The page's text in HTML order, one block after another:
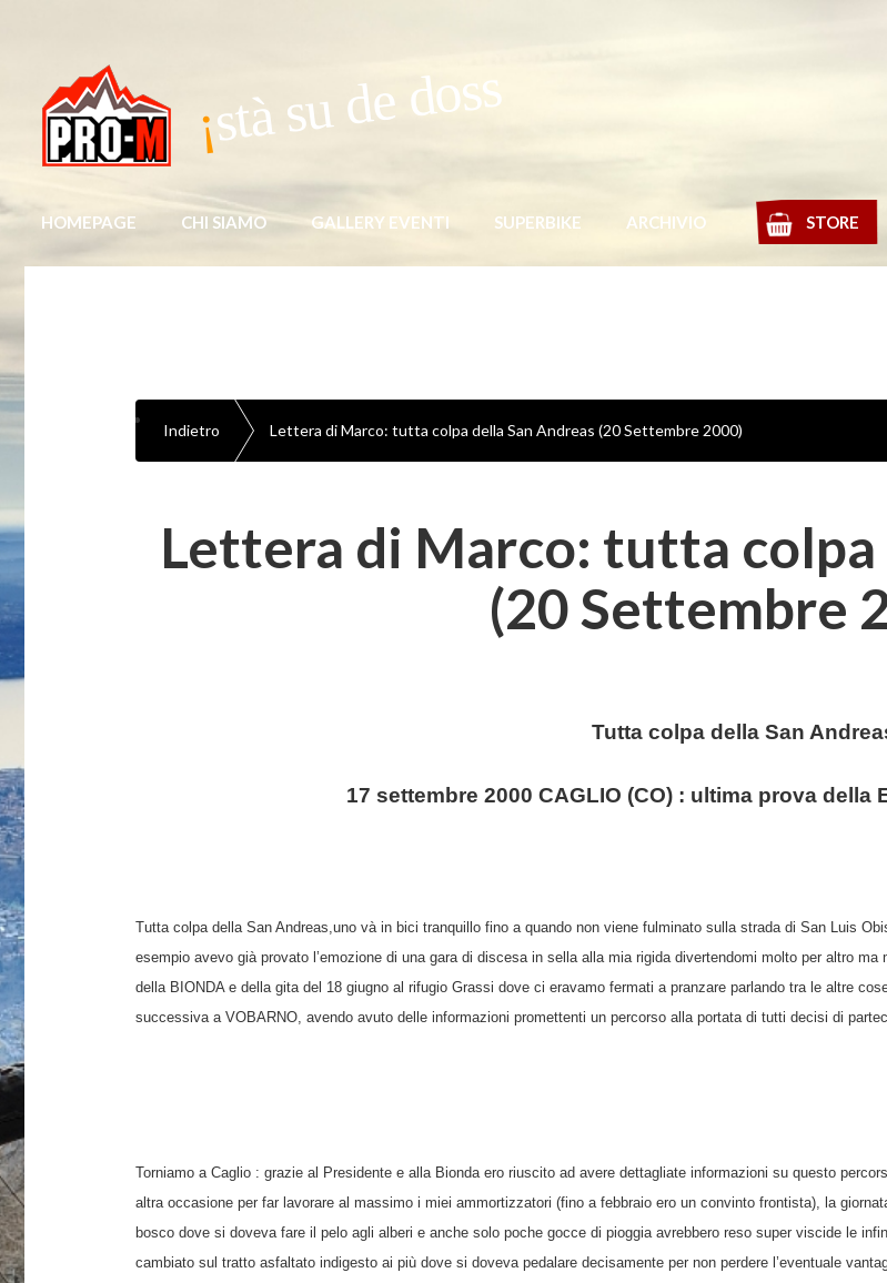
stà su de doss
HOMEPAGE CHI SIAMO GALLERY EVENTI SUPERBIKE ARCHIVIO STORE
Indietro Lettera di Marco: tutta colpa della San Andreas (20 Settembre 2000)
Lettera di Marco: tutta colpa
(20 Settembre
Tutta colpa della San
17 settembre 2000 CAGLIO (CO) : ultima prova
Tutta colpa della San Andreas,uno và in bici tranquillo fino a quando non viene fulminato sulla strada di San Luis
esempio avevo già provato l’emozione di una gara di discesa in sella alla mia rigida divertendomi molto per altro
della BIONDA e della gita del 18 giugno al rifugio Grassi dove ci eravamo fermati a pranzare parlando tra le altre
successiva a VOBARNO, avendo avuto delle informazioni promettenti un percorso alla portata di tutti decisi di
Torniamo a Caglio : grazie al Presidente e alla Bionda ero riuscito ad avere dettagliate informazioni su questo
altra occasione per far lavorare al massimo i miei ammortizzatori (fino a febbraio ero un convinto frontista), la
bosco dove si doveva fare il pelo agli alberi e anche solo poche gocce di pioggia avrebbero reso super viscide le
cambiato sul tratto asfaltato indigesto ai più dove si doveva pedalare decisamente per non perdere l’eventuale